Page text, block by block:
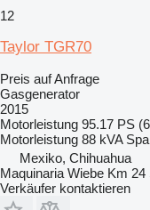
12
Taylor TGR70
Preis auf Anfrage
Gasgenerator
2015
Motorleistung 95.17 PS
Motorleistung 88 kVA
Mexiko, Chihuahua
Maquinaria Wiebe Km 24
Verkäufer kontaktieren